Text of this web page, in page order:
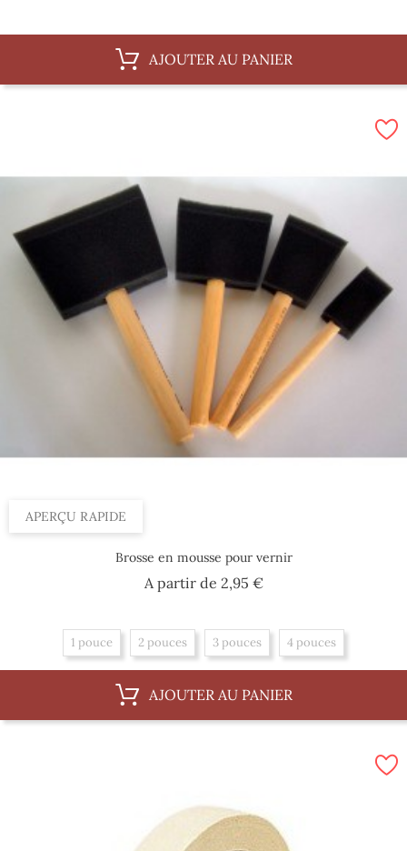
AJOUTER AU PANIER
APERÇU RAPIDE
Brosse en mousse pour vernir
A partir de 2,95 €Prix
1 pouce 2 pouces 3 pouces 4 pouces
AJOUTER AU PANIER